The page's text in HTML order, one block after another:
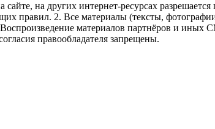
на других интернет-ресурсах
правил. 2. Все материалы (тексты,
материалов партнёров и
правообладателя запрещены.